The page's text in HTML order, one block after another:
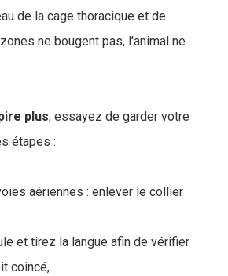
de la cage thoracique et de
ne bougent pas, l'animal ne
plus, essayez de garder votre
étapes :
aériennes : enlever le collier
et tirez la langue afin de vérifier
coincé,